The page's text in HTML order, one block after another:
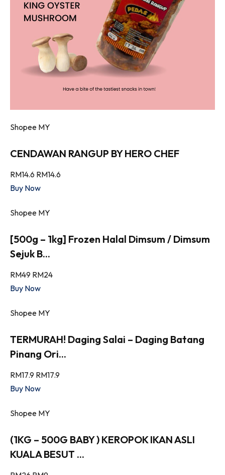
Shopee MY
CENDAWAN RANGUP BY HERO CHEF
RM14.6 RM14.6
Buy Now
Shopee MY
[500g – 1kg] Frozen Halal Dimsum / Dimsum
Sejuk B...
RM49 RM24
Buy Now
Shopee MY
TERMURAH! Daging Salai – Daging Batang
Pinang Ori...
RM17.9 RM17.9
Buy Now
Shopee MY
(1KG – 500G BABY ) KEROPOK IKAN ASLI
KUALA BESUT ...